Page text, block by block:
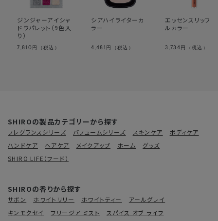
ジンジャーアイシャ
ドウパレット（9色入
り）
7,810 円（税込）
シアハイライターカ
ラー
4,481 円（税込）
エッセンスリップ
ルカラー
3,734 円（税込）
SHIROの製品カテゴリーから探す
フレグランスシリーズ パフュームシリーズ スキンケア
ボディケア
ハンドケア
ヘアケア メイクアップ ホーム
グッズ
SHIRO LIFE（フード）
SHIROの香りから探す
サボン ホワイトリリー ホワイトティー
アールグレイ
キンモクセイ
フリージア ミスト
スパイス オブ ライフ